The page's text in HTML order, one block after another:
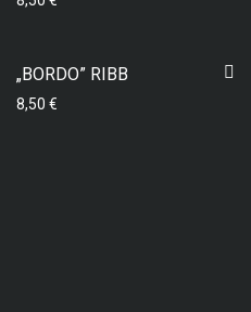
„BORDO” RIBB
8,50 €